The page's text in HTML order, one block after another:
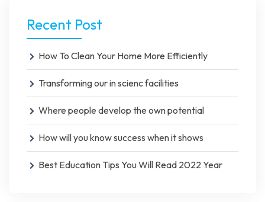
Recent Post
How To Clean Your Home More Efficiently
Transforming our in scienc facilities
Where people develop the own potential
How will you know success when it shows
Best Education Tips You Will Read 2022 Year